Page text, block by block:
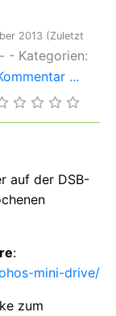
2013 (Zuletzt
- - Kategorien:
...
auf der DSB-
:
mini-drive/
zum